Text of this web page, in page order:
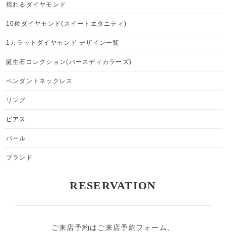
揺れるダイヤモンド
10粒ダイヤモンド(スイートエタニティ)
1カラットダイヤモンド デザイン一覧
誕生石コレクション(バースディカラーズ)
ペンダントネックレス
リング
ピアス
パール
ブランド
RESERVATION
ご来店予約はご来店予約フォーム、